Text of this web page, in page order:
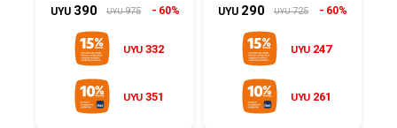
UYU 390 UYU 975 60%
UYU 332
UYU 351
UYU 290 UYU 725 60%
UYU 247
UYU 261